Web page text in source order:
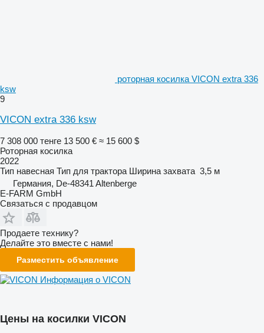
роторная косилка VICON extra 336
ksw
9
VICON extra 336 ksw
7 308 000 тенге 13 500 € ≈ 15 600 $
Роторная косилка
2022
Тип навесная Тип для трактора Ширина захвата 3,5 м
Германия, De-48341 Altenberge
E-FARM GmbH
Связаться с продавцом
Продаете технику?
Делайте это вместе с нами!
Разместить объявление
Информация о VICON
Цены на косилки VICON